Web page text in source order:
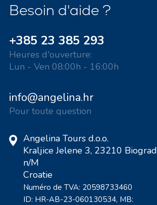
Besoin d'aide ?
+385 23 385 293
Heures d'ouverture:
Lun - Ven 08:00h - 16:00h
info@angelina.hr
Pour toute question
Angelina Tours d.o.o.
Kraljice Jelene 3, 23210 Biograd
n/M
Croatie
Numéro de TVA: 20598733460
ID: HR-AB-23-060130534, MB: